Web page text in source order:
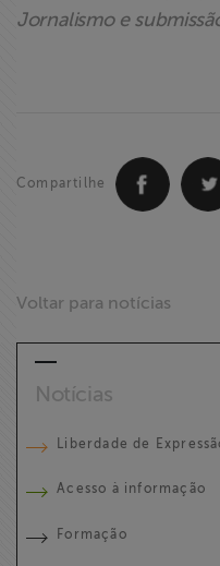
Jornalismo e
Compartilhe
Voltar para notícias
Notícias
Liberdade de
Acesso à informação
Formação